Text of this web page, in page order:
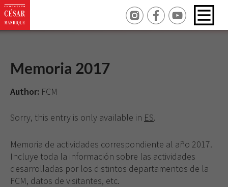
Memoria 2017
Author: FCM
Sorry, this entry is only available in ES.
Memoria de actividades correspondiente al año 2017.
Incluye toda la información sobre las actividades
desarrolladas por los distintos departamentos de la
FCM, datos de visitantes, etc.